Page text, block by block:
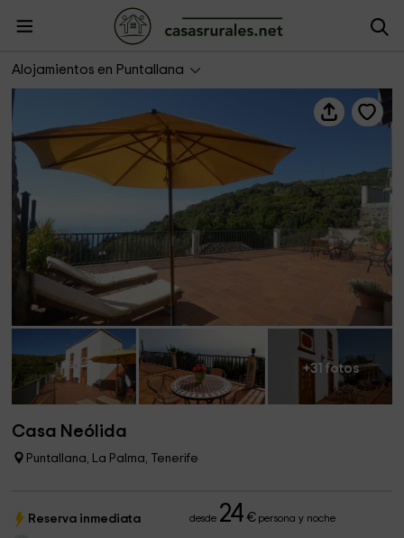
Alojamientos en Puntallana
+31 fotos
Casa Neólida
Puntallana, La Palma, Tenerife
Reserva inmediata desde 24 €persona y noche